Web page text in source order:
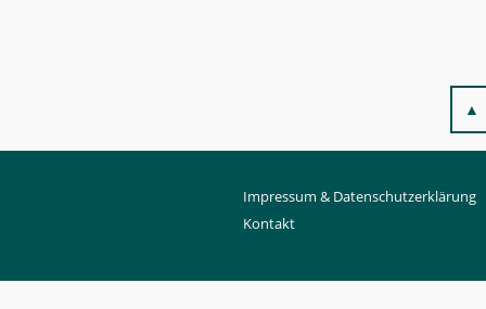
▲
Impressum & Datenschutzerklärung
Kontakt